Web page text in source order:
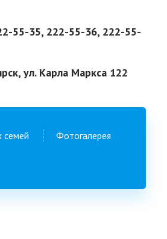
55-35, 222-55-36, 222-55-
ул. Карла Маркса 122
Фотогалерея